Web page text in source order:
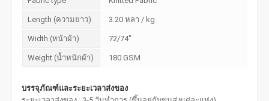
Length (ความยาว) 3.20 หลา / kg
Width (หน้าผ้า) 72/74"
Weight (น้ำหนักผ้า) 180 GSM
บรรจุภัณฑ์และระยะเวลาส่งของ